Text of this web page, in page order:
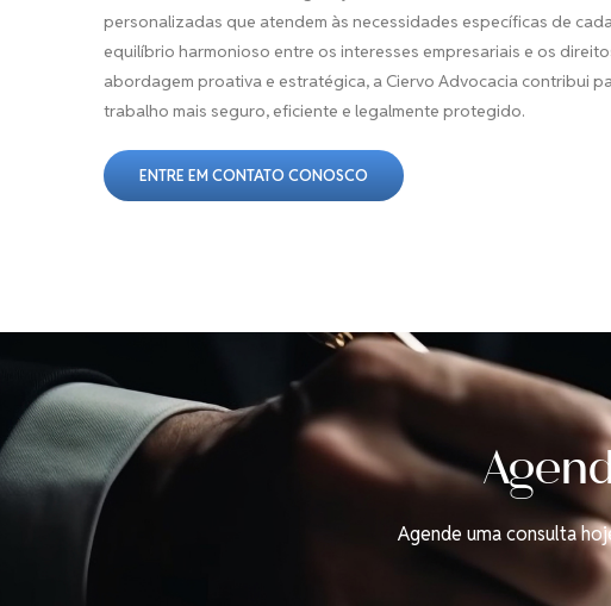
personalizadas que atendem às necessidades específicas de
equilíbrio harmonioso entre os interesses empresariais e os
abordagem proativa e estratégica, a Ciervo Advocacia contribui
trabalho mais seguro, eficiente e legalmente protegido.
ENTRE EM CONTATO CONOSCO
Agende uma consulta